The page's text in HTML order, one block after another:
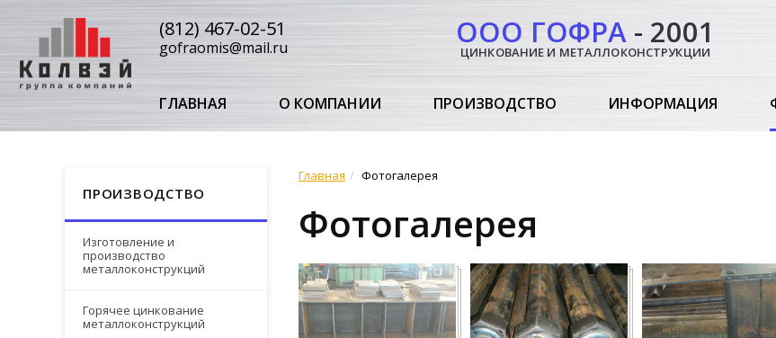
(812) 467-02-51
gofraomis@mail.ru ООО ГОФРА - 2001
ЦИНКОВАНИЕ И МЕТАЛЛОКОНСТРУКЦИИ
ГЛАВНАЯ О КОМПАНИИ ПРОИЗВОДСТВО ИНФОРМАЦИЯ
ПРОИЗВОДСТВО
Изготовление и
производство
металлоконструкций
Горячее цинкование
металлоконструкций
Главная Фотогалерея
Фотогалерея